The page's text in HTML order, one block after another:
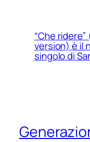
“Che
version) è il
singolo di